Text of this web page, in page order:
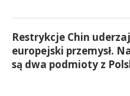
Restrykcje Chin
europejski przemysł.
są dwa podmioty z